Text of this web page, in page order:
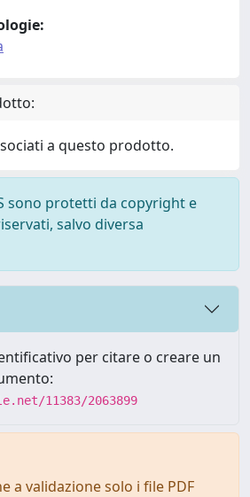
a questo prodotto.
sono protetti da copyright e
salvo diversa
per citare o creare un
11383/2063899
a validazione solo i file PDF